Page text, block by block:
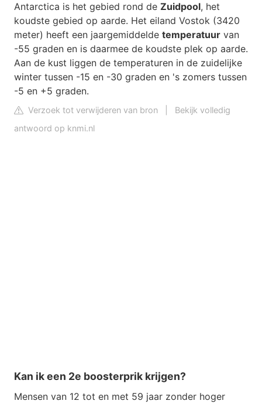
Antarctica is het gebied rond de Zuidpool, het
koudste gebied op aarde. Het eiland Vostok (3420
meter) heeft een jaargemiddelde temperatuur van
-55 graden en is daarmee de koudste plek op aarde.
Aan de kust liggen de temperaturen in de zuidelijke
winter tussen -15 en -30 graden en 's zomers tussen
-5 en +5 graden.
Verzoek tot verwijderen van bron
Bekijk volledig
antwoord op knmi.nl
Kan ik een 2e boosterprik krijgen?
Mensen van 12 tot en met 59 jaar zonder hoger